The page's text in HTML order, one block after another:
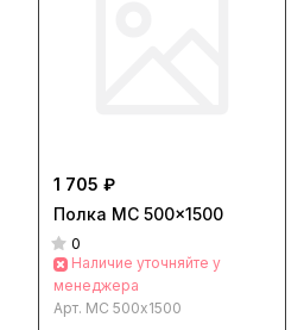
1 705 ₽
Полка МС 500x1500
0
Наличие уточняйте у
менеджера
Арт. МС 500x1500